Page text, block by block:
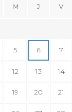
M J V
5 6 7
12 13 14
19 20 21